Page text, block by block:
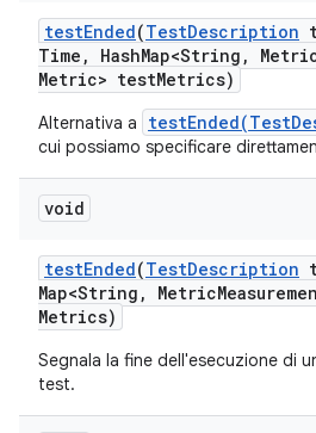
testEnded(TestDescription
Time , HashMap<String ,
Metric> testMetrics)
Alternativa a
cui possiamo specificare
void
testEnded(TestDescription
Map<String , Metric
Metrics)
Segnala la fine dell'esecuzione di
test.